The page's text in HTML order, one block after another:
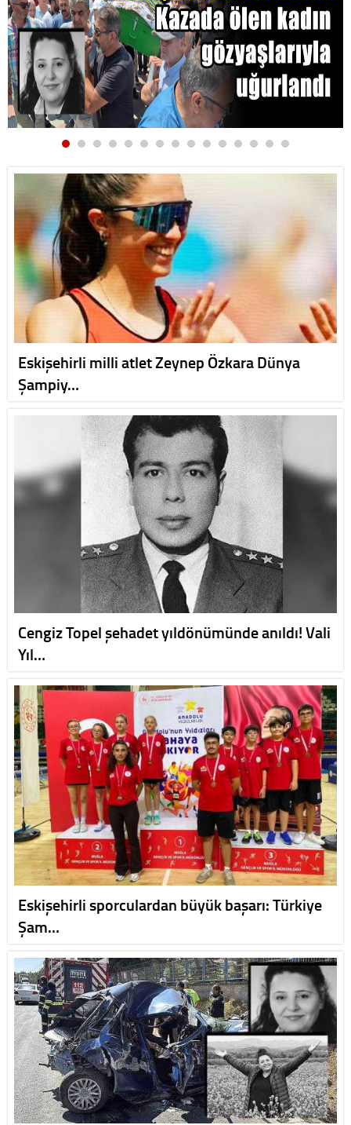
Eskişehirli milli atlet Zeynep Özkara Dünya
Şampiy…
Cengiz Topel şehadet yıldönümünde anıldı! Vali
Yıl…
Eskişehirli sporculardan büyük başarı: Türkiye
Şam…